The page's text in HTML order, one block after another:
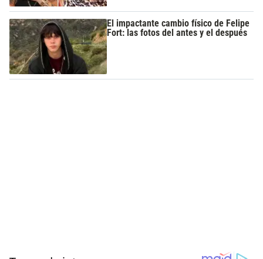
El impactante cambio físico de Felipe
Fort: las fotos del antes y el después